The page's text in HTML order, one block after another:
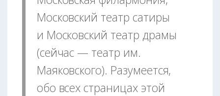
Московский театр сатиры
и Московский театр драмы
(сейчас — театр им.
Маяковского). Разумеется,
обо всех страницах этой